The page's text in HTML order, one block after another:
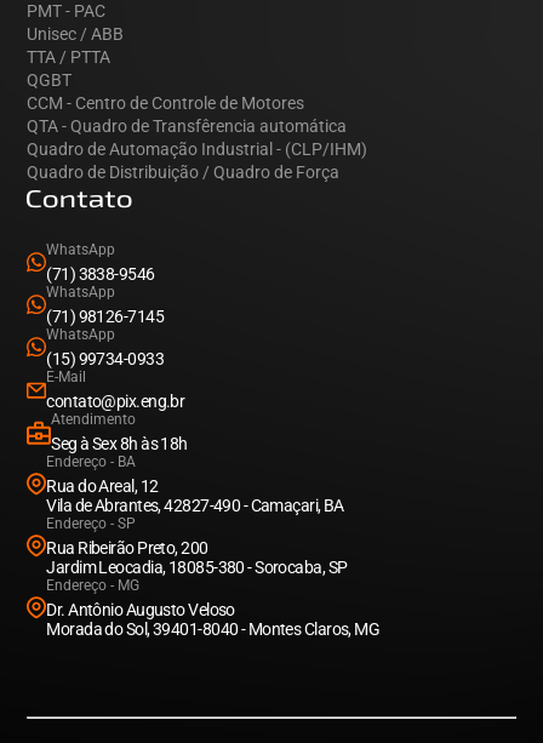
PMT - PAC
Unisec / ABB
TTA / PTTA
QGBT
CCM - Centro de Controle de Motores
QTA - Quadro de Transfêrencia automática
Quadro de Automação Industrial - (CLP/IHM)
Quadro de Distribuição / Quadro de Força
Contato
WhatsApp
(71) 3838-9546
WhatsApp
(71) 98126-7145
WhatsApp
(15) 99734-0933
E-Mail
contato@pix.eng.br
Atendimento
Seg à Sex 8h às 18h
Endereço - BA
Rua do Areal, 12
Vila de Abrantes, 42827-490 - Camaçari, BA
Endereço - SP
Rua Ribeirão Preto, 200
Jardim Leocadia, 18085-380 - Sorocaba, SP
Endereço - MG
Dr. Antônio Augusto Veloso
Morada do Sol, 39401-8040 - Montes Claros, MG